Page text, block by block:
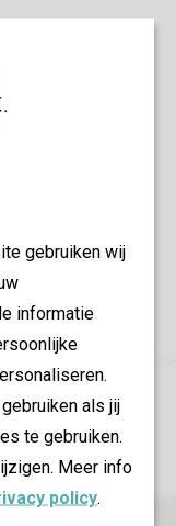
gebruiken wij
informatie
als jij
te gebruiken.
Meer info
policy.
je interesse
Bospark
& privacy